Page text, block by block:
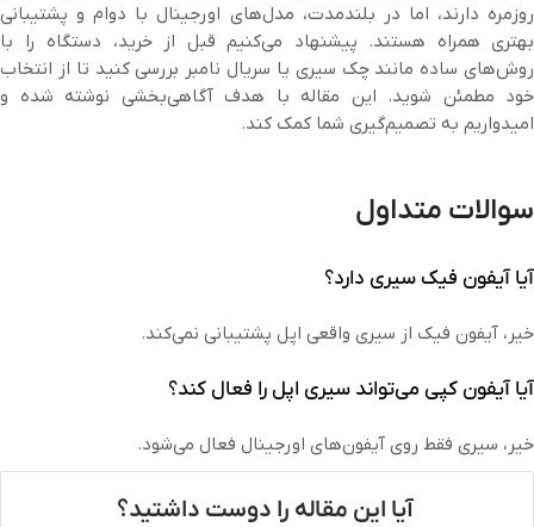
روزمره دارند، اما در بلندمدت، مدل‌های اورجینال با دوام و پشتیبانی
بهتری همراه هستند. پیشنهاد می‌کنیم قبل از خرید، دستگاه را با
روش‌های ساده مانند چک سیری یا سریال نامبر بررسی کنید تا از انتخاب
خود مطمئن شوید. این مقاله با هدف آگاهی‌بخشی نوشته شده و
امیدواریم به تصمیم‌گیری شما کمک کند.
سوالات متداول
آیا آیفون فیک سیری دارد؟
خیر، آیفون فیک از سیری واقعی اپل پشتیبانی نمی‌کند.
آیا آیفون کپی می‌تواند سیری اپل را فعال کند؟
خیر، سیری فقط روی آیفون‌های اورجینال فعال می‌شود.
آیا این مقاله را دوست داشتید؟